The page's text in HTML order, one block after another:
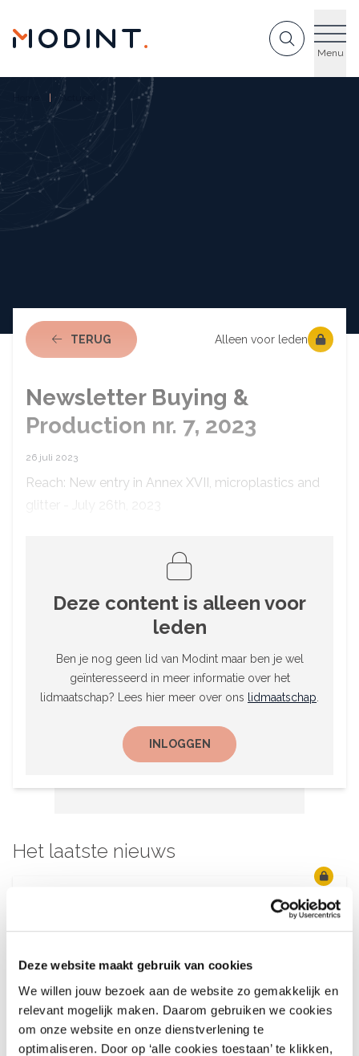
Deze website maakt gebruik van cookies
We willen jouw bezoek aan de website zo gemakkelijk en
relevant mogelijk maken. Daarom gebruiken we cookies
om onze website en onze dienstverlening te
optimaliseren. Door op ‘alle cookies toestaan’ te klikken,
Menu
Actueel
TERUGNAAR ACTUEEL Alleen voor leden
Newsletter Buying &
Production nr. 7, 2023
26 juli 2023
Reach: New entry in Annex XVII, microplastics and
glitter - July 26th, 2023
Deze content is alleen voor
leden
Ben je nog geen lid van Modint maar ben je wel
geïnteresseerd in meer informatie over het
lidmaatschap? Lees hier meer over ons lidmaatschap
INLOGGEN
Het laatste nieuws
What’s Up – AI-blunders bij
modemerken
Het voor u verzamelde bedrijfs- en
economische nieuws uit de sector - 30 juli